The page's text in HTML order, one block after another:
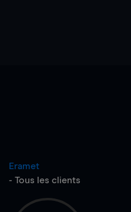
Eramet
- Tous les clients